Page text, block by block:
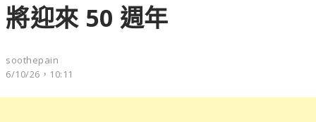
將迎來 50 週年
soothepain
6/10/26，10:11